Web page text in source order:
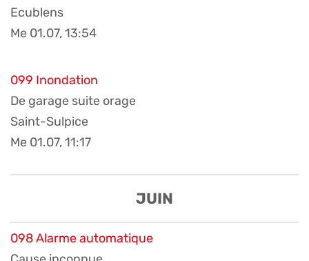
Ecublens
Me 01.07, 13:54
099 Inondation
De garage suite orage
Saint-Sulpice
Me 01.07, 11:17
JUIN
098 Alarme automatique